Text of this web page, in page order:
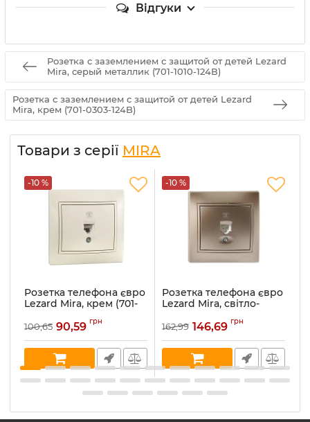
Відгуки
Розетка с заземлением с защитой от детей Lezard
Mira, серый металлик (701-1010-124В)
Розетка с заземлением с защитой от детей Lezard
Mira, крем (701-0303-124B)
Товари з серії MIRA
-10 %
Розетка телефона євро
Lezard Mira, крем (701-
Артикул:701-0303-137
В наявності:5
100,65 90,59 грн
-10 %
Розетка телефона євро
Lezard Mira, світло-
перламутр (701-3131-137)
Артикул:701-3131-137
В наявності:
162,99 146,69 грн